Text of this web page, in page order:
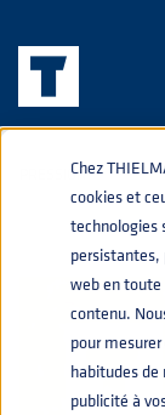
Chez
cookies et
technologies
web en toute
contenu.
pour
habitudes de
publicité à
PRESSION